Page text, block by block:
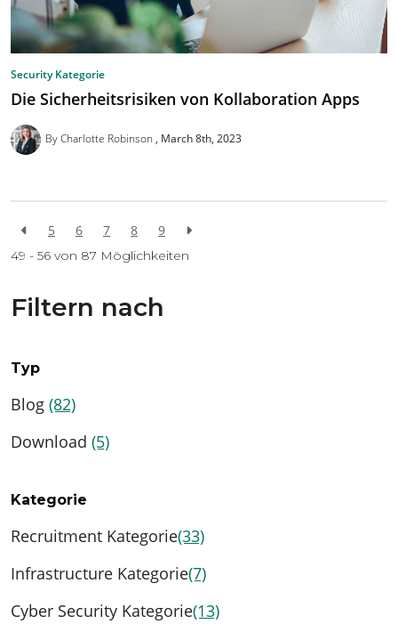
Security Kategorie
Die Sicherheitsrisiken von Kollaboration Apps
By Charlotte Robinson March 8th, 2023
5 6 7 8 9
49 - 56 von 87 Möglichkeiten
Filtern nach
Typ
Blog (82)
Download (5)
Kategorie
Recruitment Kategorie(33)
Infrastructure Kategorie(7)
Cyber Security Kategorie(13)